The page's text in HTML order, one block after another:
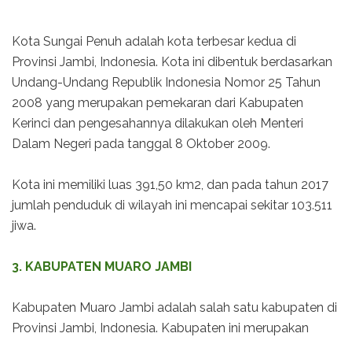
Kota Sungai Penuh adalah kota terbesar kedua di
Provinsi Jambi, Indonesia. Kota ini dibentuk berdasarkan
Undang-Undang Republik Indonesia Nomor 25 Tahun
2008 yang merupakan pemekaran dari Kabupaten
Kerinci dan pengesahannya dilakukan oleh Menteri
Dalam Negeri pada tanggal 8 Oktober 2009.
Kota ini memiliki luas 391,50 km2, dan pada tahun 2017
jumlah penduduk di wilayah ini mencapai sekitar 103.511
jiwa.
3. KABUPATEN MUARO JAMBI
Kabupaten Muaro Jambi adalah salah satu kabupaten di
Provinsi Jambi, Indonesia. Kabupaten ini merupakan